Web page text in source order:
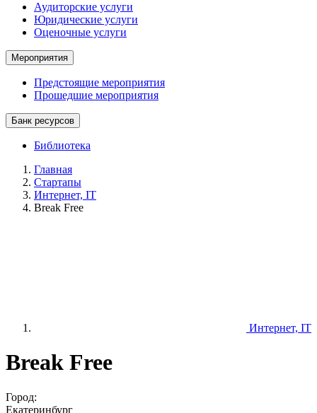
Аудиторские услуги
Юридические услуги
Оценочные услуги
Мероприятия
Предстоящие мероприятия
Прошедшие мероприятия
Банк ресурсов
Библиотека
Главная
Стартапы
Интернет, IT
Break Free
Интернет, IT
Break Free
Город:
Екатеринбург